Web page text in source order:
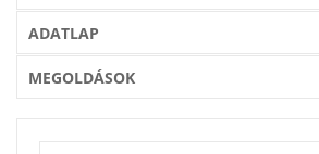
ADATLAP
MEGOLDÁSOK